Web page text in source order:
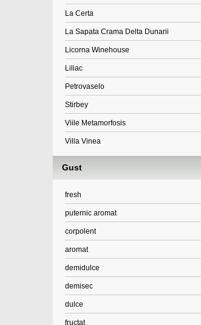
La Certa
La Sapata Crama Delta Dunarii
Licorna Winehouse
Liliac
Petrovaselo
Stirbey
Viile Metamorfosis
Villa Vinea
Gust
fresh
puternic aromat
corpolent
aromat
demidulce
demisec
dulce
fructat